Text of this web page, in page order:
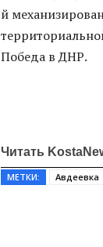
й
Победа в ДНР.
Читать
МЕТКИ: Авдеевка